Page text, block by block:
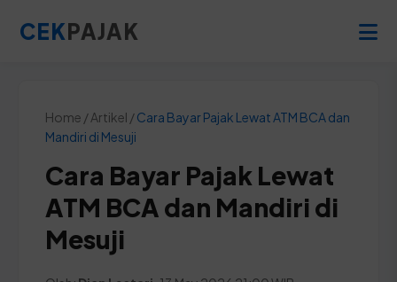
CEKPAJAK
Home / Artikel /Cara Bayar Pajak Lewat ATM BCA dan
Mandiri di Mesuji
Cara Bayar Pajak Lewat
ATM BCA dan Mandiri di
Mesuji